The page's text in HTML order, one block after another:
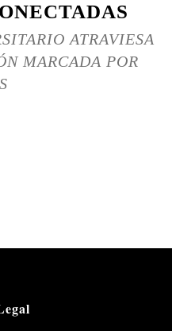
ATRAVIESA
MARCADA POR